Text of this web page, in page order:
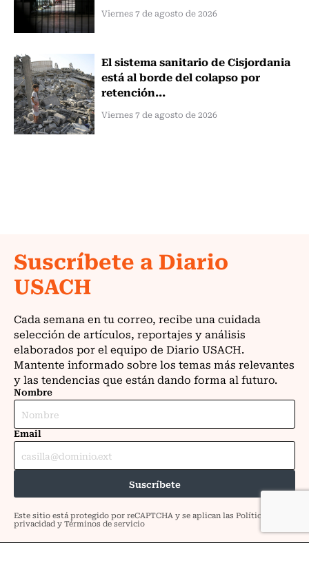
Viernes 7 de agosto de 2026
El sistema sanitario de Cisjordania
está al borde del colapso por
retención...
Viernes 7 de agosto de 2026